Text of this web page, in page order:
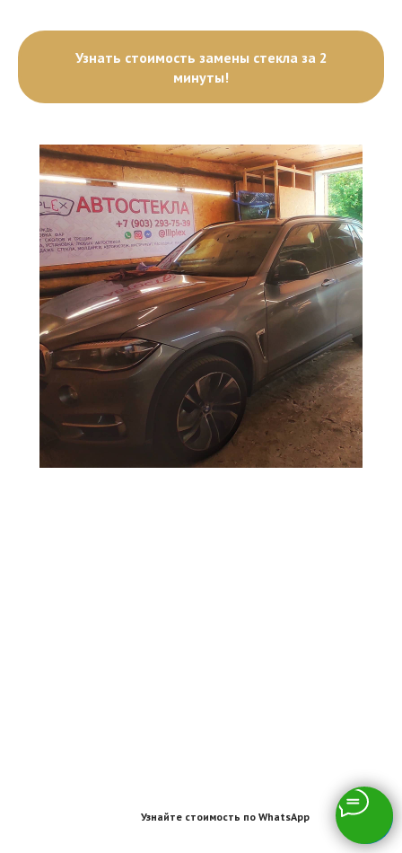
Узнайте стоимость по WhatsApp
Узнать стоимость замены стекла за 2
минуты!